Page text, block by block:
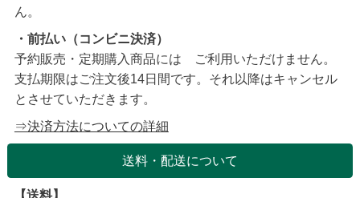
ん。
・前払い（コンビニ決済）
予約販売・定期購入商品には ご利用いただけません。
支払期限はご注文後14日間です。それ以降はキャンセル
とさせていただきます。
⇒決済方法についての詳細
送料・配送について
【送料】